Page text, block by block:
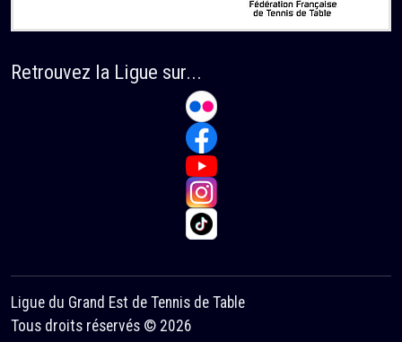
Retrouvez la Ligue sur...
Ligue du Grand Est de Tennis de Table
Tous droits réservés © 2026